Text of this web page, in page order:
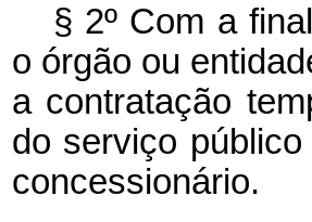
§ 2º Com a
o órgão ou
a contratação
do serviço
concessionário.